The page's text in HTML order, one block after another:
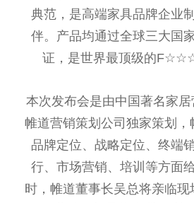
典范，是高端家具品牌企业
伴。产品均通过全球三大国
证，是世界最顶级的
本次发布会是由中国著名家
帷道营销策划公司独家策划，
品牌定位、战略定位、终端
行、市场营销、培训等方面
时，帷道董事长吴总将亲临